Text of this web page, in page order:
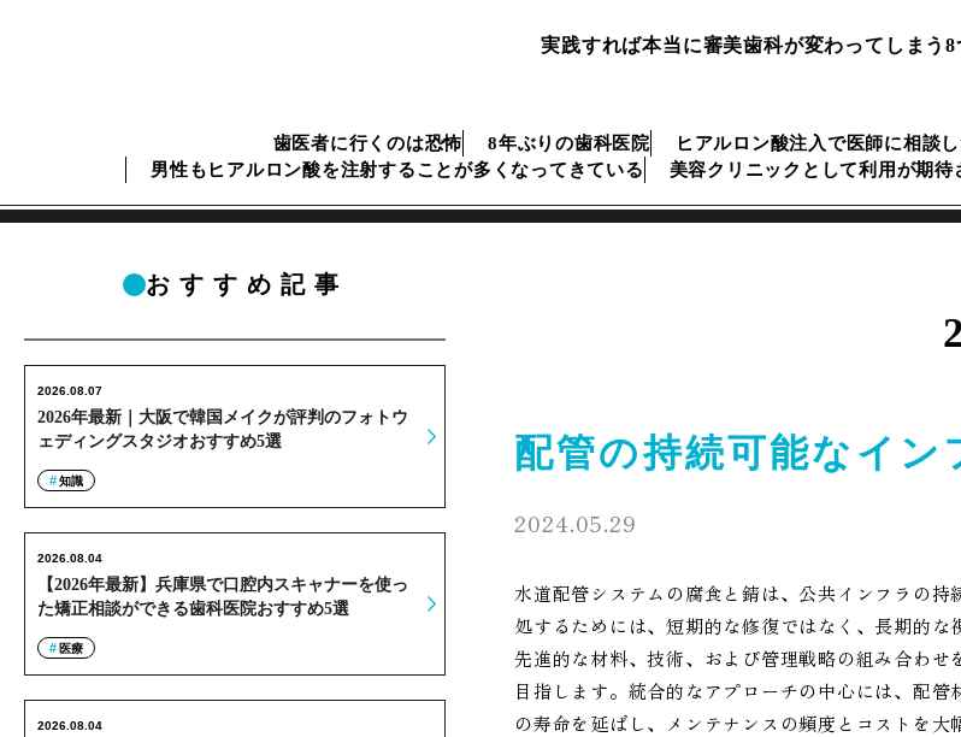
実践すれば本当に審美歯科が変わってしまう8
歯医者に行くのは恐怖 8年ぶりの歯科医院 ヒアルロン酸注入で医師に相談
男性もヒアルロン酸を注射することが多くなってきている
美容クリニックとして利用が期待
配管の持続可能なイ
2024.05.29
水道配管システムの腐食と錆は、公共インフラの
処するためには、短期的な修復ではなく、長期的な
先進的な材料、技術、および管理戦略の組み合わ
目指します。統合的なアプローチの中心には、配
の寿命を延ばし、メンテナンスの頻度とコストを
おすすめ記事
2026年最新｜大阪で韓国メイクが評判のフォトウ
ェディングスタジオおすすめ5選
2026.08.07
知識
【2026年最新】兵庫県で口腔内スキャナーを使っ
た矯正相談ができる歯科医院おすすめ5選
2026.08.04
医療
2026.08.04